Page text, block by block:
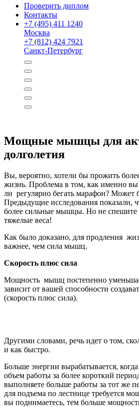
Проверить диплом
Контакты
+7 (495) 411 1240
Москва
+7 (812) 424 7921
Санкт-Петербург
Мощные мышцы для
долголетия
Вы, вероятно, хотели бы прожить
жизнь. Проблема в том, как именно вы
ли регулярно бегать марафон?
Предыдущие исследования показали,
более сильные мышцы. Но не спешите
тяжелые веса!
Как было доказано, для продления
важнее, чем сила мышц.
Скорость плюс сила
Мощность мышц постепенно
зависит от вашей способности
(скорость плюс сила).
Другими словами, речь идет о том,
и как быстро.
Больше энергии вырабатывается,
объем работы за более короткий
выполняете больше работы за тот же
для подъема по лестнице требуется
вы поднимаетесь, тем больше